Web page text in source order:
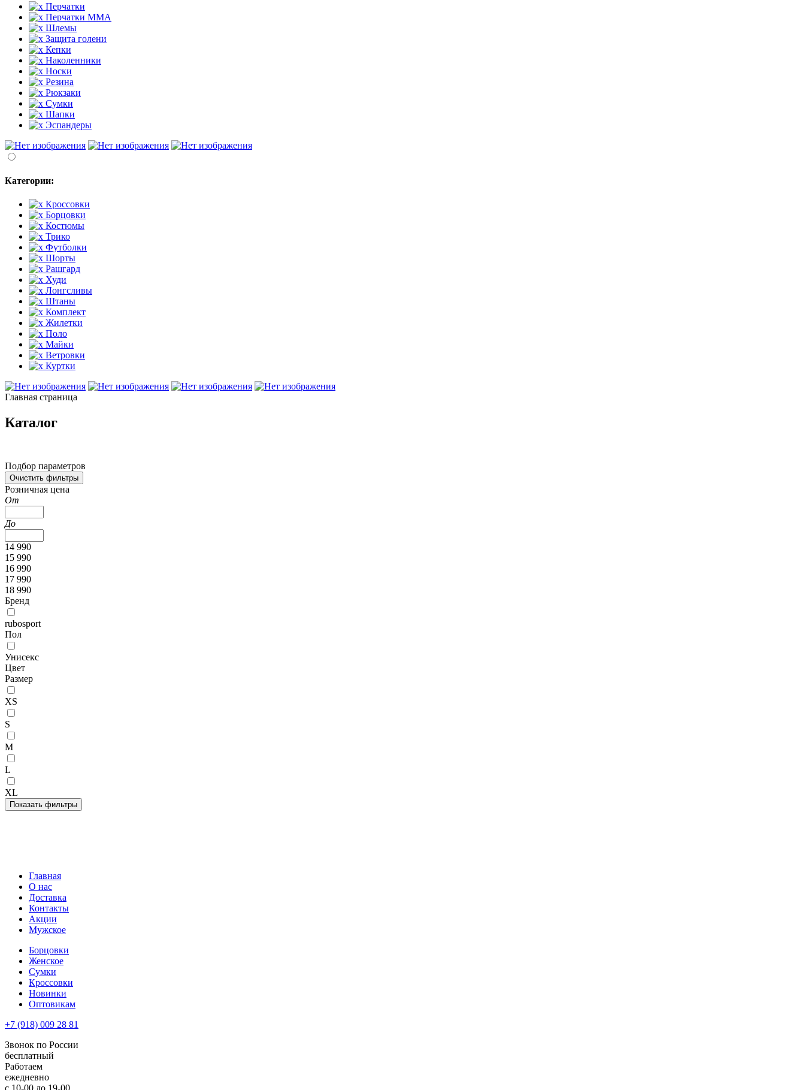
Перчатки
Перчатки MMA
Шлемы
Защита голени
Кепки
Наколенники
Носки
Резина
Рюкзаки
Сумки
Шапки
Эспандеры
Категории:
Кроссовки
Борцовки
Костюмы
Трико
Футболки
Шорты
Рашгард
Худи
Лонгсливы
Штаны
Комплект
Жилетки
Поло
Майки
Ветровки
Куртки
Главная страница
Каталог
Подбор параметров
Розничная цена
От
До
14 990
15 990
16 990
17 990
18 990
Бренд
rubosport
Пол
Унисекс
Цвет
Размер
XS
S
M
L
XL
Главная
О нас
Доставка
Контакты
Акции
Мужское
Борцовки
Женское
Сумки
Кроссовки
Новинки
Оптовикам
+7 (918) 009 28 81
Звонок по России
бесплатный
Работаем
ежедневно
с 10-00 до 19-00